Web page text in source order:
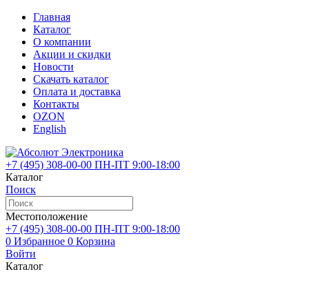
Главная
Каталог
О компании
Акции и скидки
Новости
Скачать каталог
Оплата и доставка
Контакты
OZON
English
+7 (495) 308-00-00 ПН-ПТ 9:00-18:00
Каталог
Поиск
Местоположение
+7 (495) 308-00-00 ПН-ПТ 9:00-18:00
0 Избранное 0 Корзина
Войти
Каталог